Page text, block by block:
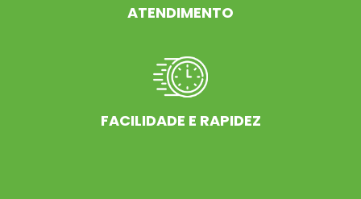
ATENDIMENTO
FACILIDADE E RAPIDEZ